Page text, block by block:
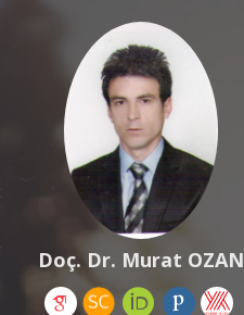
Doç. Dr. Murat OZAN